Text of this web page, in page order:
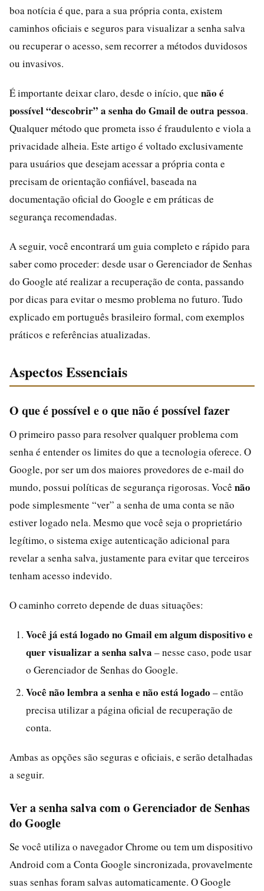
boa notícia é que, para a sua própria conta, existem
caminhos oficiais e seguros para visualizar a senha salva
ou recuperar o acesso, sem recorrer a métodos duvidosos
ou invasivos.
É importante deixar claro, desde o início, que não é
possível “descobrir” a senha do Gmail de outra pessoa.
Qualquer método que prometa isso é fraudulento e viola a
privacidade alheia. Este artigo é voltado exclusivamente
para usuários que desejam acessar a própria conta e
precisam de orientação confiável, baseada na
documentação oficial do Google e em práticas de
segurança recomendadas.
A seguir, você encontrará um guia completo e rápido para
saber como proceder: desde usar o Gerenciador de Senhas
do Google até realizar a recuperação de conta, passando
por dicas para evitar o mesmo problema no futuro. Tudo
explicado em português brasileiro formal, com exemplos
práticos e referências atualizadas.
Aspectos Essenciais
O que é possível e o que não é possível fazer
O primeiro passo para resolver qualquer problema com
senha é entender os limites do que a tecnologia oferece. O
Google, por ser um dos maiores provedores de e-mail do
mundo, possui políticas de segurança rigorosas. Você não
pode simplesmente “ver” a senha de uma conta se não
estiver logado nela. Mesmo que você seja o proprietário
legítimo, o sistema exige autenticação adicional para
revelar a senha salva, justamente para evitar que terceiros
tenham acesso indevido.
O caminho correto depende de duas situações:
Você já está logado no Gmail em algum dispositivo e
quer visualizar a senha salva – nesse caso, pode usar
o Gerenciador de Senhas do Google.
Você não lembra a senha e não está logado – então
precisa utilizar a página oficial de recuperação de
conta.
Ambas as opções são seguras e oficiais, e serão detalhadas
a seguir.
Ver a senha salva com o Gerenciador de Senhas
do Google
Se você utiliza o navegador Chrome ou tem um dispositivo
Android com a Conta Google sincronizada, provavelmente
suas senhas foram salvas automaticamente. O Google